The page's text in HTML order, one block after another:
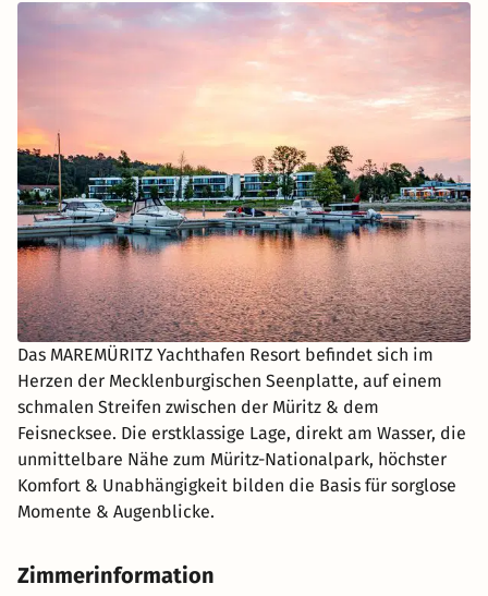
Das MAREMÜRITZ Yachthafen Resort befindet sich im
Herzen der Mecklenburgischen Seenplatte, auf einem
schmalen Streifen zwischen der Müritz & dem
Feisnecksee. Die erstklassige Lage, direkt am Wasser, die
unmittelbare Nähe zum Müritz-Nationalpark, höchster
Komfort & Unabhängigkeit bilden die Basis für sorglose
Momente & Augenblicke.
Zimmerinformation